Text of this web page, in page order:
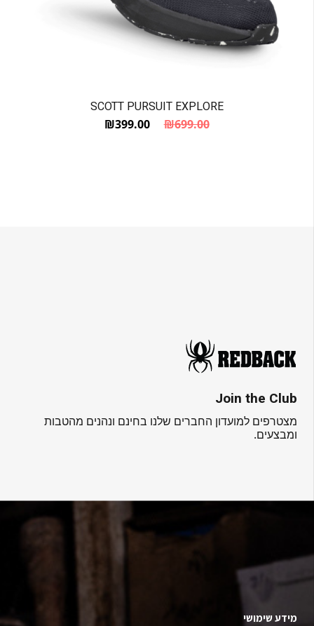
SCOTT PURSUIT EXPLORE
₪699.00 המחיר המקורי היה: ₪699.00.
₪399.00
המחיר הנוכחי הוא: ₪399.00.
Join the Club
מצטרפים למועדון החברים שלנו בחינם ונהנים מהטבות
ומבצעים.
מידע שימושי